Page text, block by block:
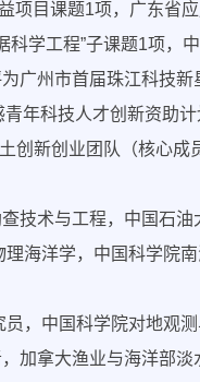
项目课题1项，广东省
科学工程”子课题1项，
广州市首届珠江科技
年科技人才创新资助
创新创业团队（核心成
技术与工程，中国石油
海洋学，中国科学院
，中国科学院对地观
加拿大渔业与海洋部淡